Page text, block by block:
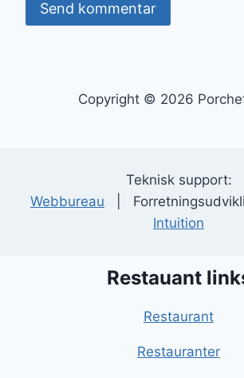
Copyright © 2026
Teknisk support:
Webbureau |
Intuition
Restauant
Restaurant
Restauranter